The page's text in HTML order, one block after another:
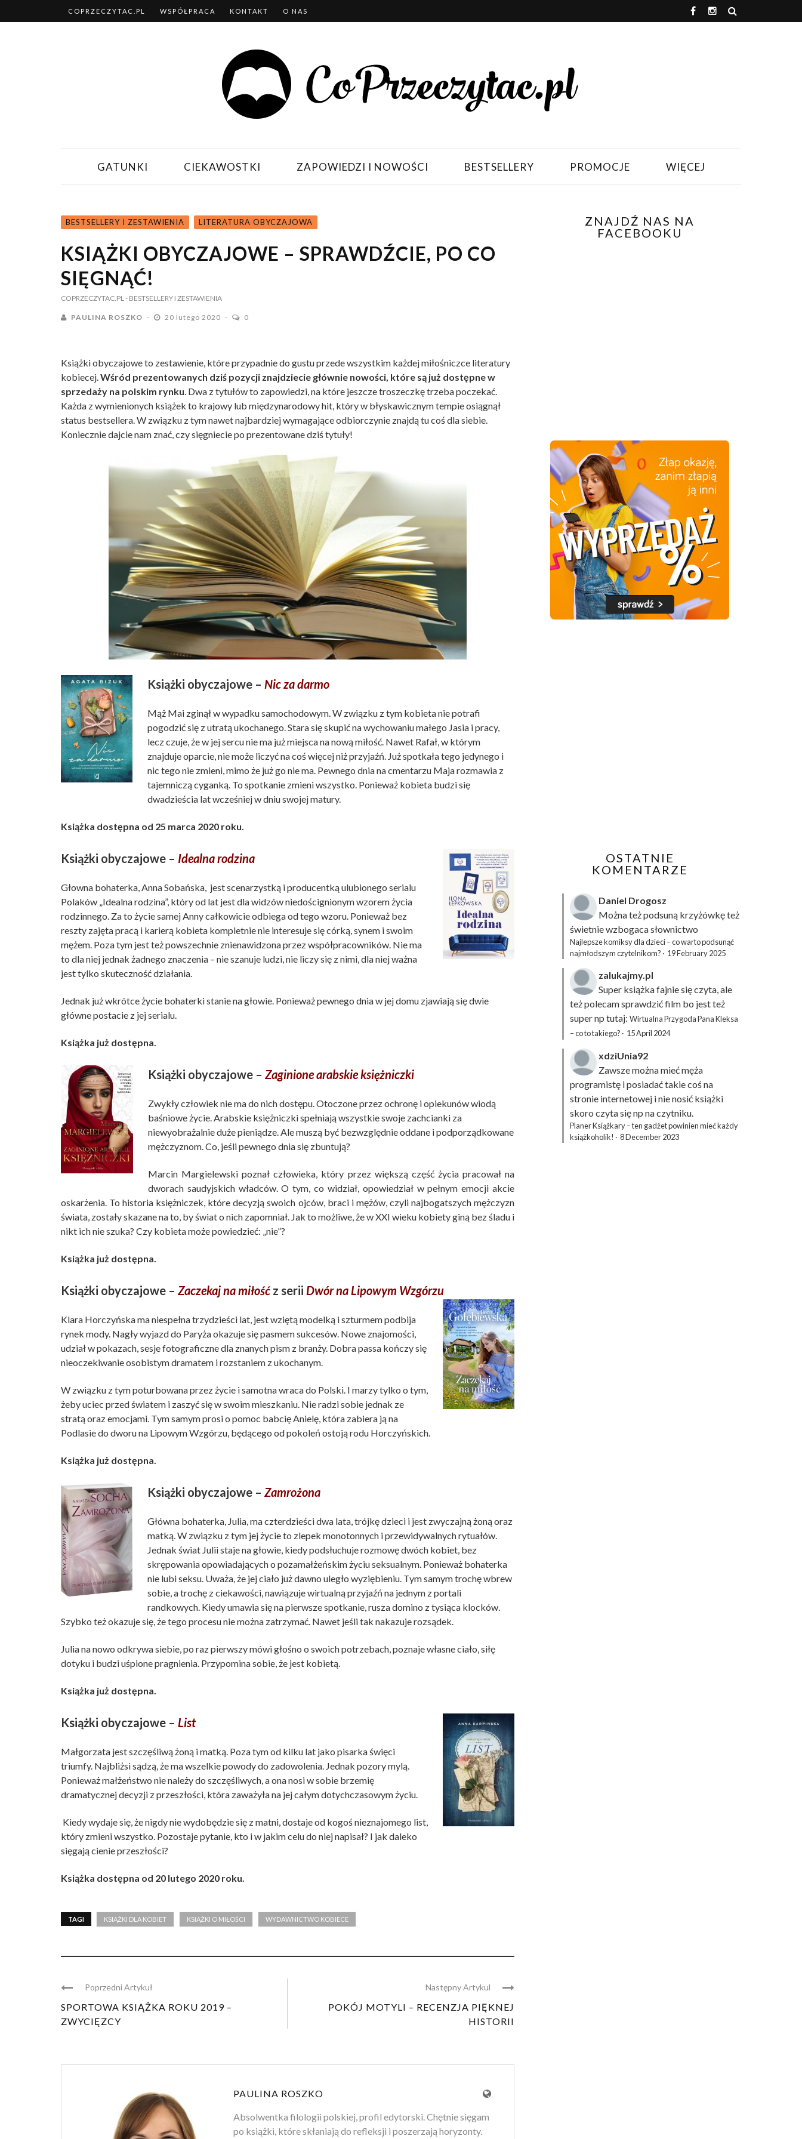
COPRZECZYTAC.PL WSPÓŁPRACA KONTAKT O NAS
GATUNKI CIEKAWOSTKI ZAPOWIEDZI I NOWOŚCI BESTSELLERY PROMOCJE WIĘCEJ
BESTSELLERY I ZESTAWIENIA LITERATURA OBYCZAJOWA
KSIĄŻKI OBYCZAJOWE – SPRAWDŹCIE, PO CO
SIĘGNĄĆ!
COPRZECZYTAC.PL- BESTSELLERY I ZESTAWIENIA
PAULINA ROSZKO 20 lutego 2020 0
Książki obyczajowe to zestawienie, które przypadnie do gustu przede wszystkim każdej miłośniczce literatury
kobiecej.Wśród prezentowanych dziś pozycji znajdziecie głównie nowości, które są już dostępne w
sprzedaży na polskim rynku. Dwa z tytułów to zapowiedzi, na które jeszcze troszeczkę trzeba poczekać.
Każda z wymienionych książek to krajowy lub międzynarodowy hit, który w błyskawicznym tempie osiągnął
status bestsellera. W związku z tym nawet najbardziej wymagające odbiorczynie znajdą tu coś dla siebie.
Koniecznie dajcie nam znać, czy sięgniecie po prezentowane dziś tytuły!
Książki obyczajowe – Nic za darmo
Mąż Mai zginął w wypadku samochodowym. W związku z tym kobieta nie potrafi
pogodzić się z utratą ukochanego. Stara się skupić na wychowaniu małego Jasia i pracy,
lecz czuje, że w jej sercu nie ma już miejsca na nową miłość. Nawet Rafał, w którym
znajduje oparcie, nie może liczyć na coś więcej niż przyjaźń. Już spotkała tego jedynego i
nic tego nie zmieni, mimo że już go nie ma. Pewnego dnia na cmentarzu Maja rozmawia z
tajemniczą cyganką. To spotkanie zmieni wszystko. Ponieważ kobieta budzi się
dwadzieścia lat wcześniej w dniu swojej matury.
Książka dostępna od 25 marca 2020 roku.
Książki obyczajowe – Idealna rodzina
Głowna bohaterka, Anna Sobańska, jest scenarzystką i producentką ulubionego serialu
Polaków „Idealna rodzina”, który od lat jest dla widzów niedoścignionym wzorem życia
rodzinnego. Za to życie samej Anny całkowicie odbiega od tego wzoru. Ponieważ bez
reszty zajęta pracą i karierą kobieta kompletnie nie interesuje się córką, synem i swoim
mężem. Poza tym jest też powszechnie znienawidzona przez współpracowników. Nie ma
to dla niej jednak żadnego znaczenia – nie szanuje ludzi, nie liczy się z nimi, dla niej ważna
jest tylko skuteczność działania.
Jednak już wkrótce życie bohaterki stanie na głowie. Ponieważ pewnego dnia w jej domu zjawiają się dwie
główne postacie z jej serialu.
Książka już dostępna.
Książki obyczajowe – Zaginione arabskie księżniczki
Zwykły człowiek nie ma do nich dostępu. Otoczone przez ochronę i opiekunów wiodą
baśniowe życie. Arabskie księżniczki spełniają wszystkie swoje zachcianki za
niewyobrażalnie duże pieniądze. Ale muszą być bezwzględnie oddane i podporządkowane
mężczyznom. Co, jeśli pewnego dnia się zbuntują?
Marcin Margielewski poznał człowieka, który przez większą część życia pracował na
dworach saudyjskich władców. O tym, co widział, opowiedział w pełnym emocji akcie
oskarżenia. To historia księżniczek, które decyzją swoich ojców, braci i mężów, czyli najbogatszych mężczyzn
świata, zostały skazane na to, by świat o nich zapomniał. Jak to możliwe, że w XXI wieku kobiety giną bez śladu i
nikt ich nie szuka? Czy kobieta może powiedzieć: „nie”?
Książka już dostępna.
Książki obyczajowe – Zaczekaj na miłość z serii Dwór na Lipowym Wzgórzu
Klara Horczyńska ma niespełna trzydzieści lat, jest wziętą modelką i szturmem podbija
rynek mody. Nagły wyjazd do Paryża okazuje się pasmem sukcesów. Nowe znajomości,
udział w pokazach, sesje fotograficzne dla znanych pism z branży. Dobra passa kończy się
nieoczekiwanie osobistym dramatem i rozstaniem z ukochanym.
W związku z tym poturbowana przez życie i samotna wraca do Polski. I marzy tylko o tym,
żeby uciec przed światem i zaszyć się w swoim mieszkaniu. Nie radzi sobie jednak ze
stratą oraz emocjami. Tym samym prosi o pomoc babcię Anielę, która zabiera ją na
Podlasie do dworu na Lipowym Wzgórzu, będącego od pokoleń ostoją rodu Horczyńskich.
Książka już dostępna.
Książki obyczajowe – Zamrożona
Główna bohaterka, Julia, ma czterdzieści dwa lata, trójkę dzieci i jest zwyczajną żoną oraz
matką. W związku z tym jej życie to zlepek monotonnych i przewidywalnych rytuałów.
Jednak świat Julii staje na głowie, kiedy podsłuchuje rozmowę dwóch kobiet, bez
skrępowania opowiadających o pozamałżeńskim życiu seksualnym. Ponieważ bohaterka
nie lubi seksu. Uważa, że jej ciało już dawno uległo wyziębieniu. Tym samym trochę wbrew
sobie, a trochę z ciekawości, nawiązuje wirtualną przyjaźń na jednym z portali
randkowych. Kiedy umawia się na pierwsze spotkanie, rusza domino z tysiąca klocków.
Szybko też okazuje się, że tego procesu nie można zatrzymać. Nawet jeśli tak nakazuje rozsądek.
Julia na nowo odkrywa siebie, po raz pierwszy mówi głośno o swoich potrzebach, poznaje własne ciało, siłę
dotyku i budzi uśpione pragnienia. Przypomina sobie, że jest kobietą.
Książka już dostępna.
Książki obyczajowe – List
Małgorzata jest szczęśliwą żoną i matką. Poza tym od kilku lat jako pisarka święci
triumfy. Najbliżsi sądzą, że ma wszelkie powody do zadowolenia. Jednak pozory mylą.
Ponieważ małżeństwo nie należy do szczęśliwych, a ona nosi w sobie brzemię
dramatycznej decyzji z przeszłości, która zaważyła na jej całym dotychczasowym życiu.
Kiedy wydaje się, że nigdy nie wydobędzie się z matni, dostaje od kogoś nieznajomego list,
który zmieni wszystko. Pozostaje pytanie, kto i w jakim celu do niej napisał? I jak daleko
sięgają cienie przeszłości?
Książka dostępna od 20 lutego 2020 roku.
TAGI KSIĄŻKI DLA KOBIET KSIĄŻKI O MIŁOŚCI WYDAWNICTWO KOBIECE
Poprzedni Artykuł
SPORTOWA KSIĄŻKA ROKU 2019 –
ZWYCIĘZCY
Następny Artykul
POKÓJ MOTYLI – RECENZJA PIĘKNEJ
HISTORII
PAULINA ROSZKO
Absolwentka filologii polskiej, profil edytorski. Chętnie sięgam
po książki, które skłaniają do refleksji i poszerzają horyzonty.
ZNAJDŹ NAS NA
FACEBOOKU
OSTATNIE
KOMENTARZE
Daniel Drogosz
Można też podsuną krzyżówkęteż
świetnie wzbogaca słownictwo
Najlepsze komiksy dla dzieci – co warto podsunąć
najmłodszym czytelnikom? · 19 February 2025
zalukajmy.pl
Super książka fajnie się czyta, ale
też polecam sprawdzić film bo jest też
super np tutaj: Wirtualna Przygoda Pana Kleksa
– co to takiego? · 15 April 2024
xdziUnia92
Zawsze można mieć męża
programistę i posiadać takie coś na
stronie internetowej i nie nosić książki
skoro czyta się np na czytniku.
Planer Książkary – ten gadżet powinien mieć każdy
książkoholik! · 8 December 2023